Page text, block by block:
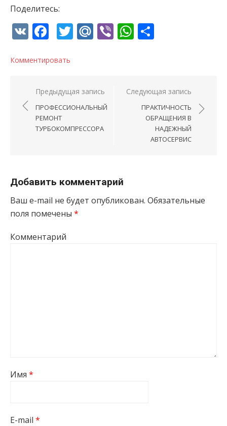
Поделитесь:
VK Facebook
Twitter
Mail.Ru
ViberWhatsApp
Комментировать
Навигация по записям
Предыдущая запись
ПРОФЕССИОНАЛЬНЫЙ
РЕМОНТ
ТУРБОКОМПРЕССОРА
Следующая запись
ПРАКТИЧНОСТЬ
ОБРАЩЕНИЯ В
НАДЕЖНЫЙ
АВТОСЕРВИС
Добавить комментарий
Ваш e-mail не будет опубликован. Обязательные
поля помечены *
Комментарий
Имя *
E-mail *